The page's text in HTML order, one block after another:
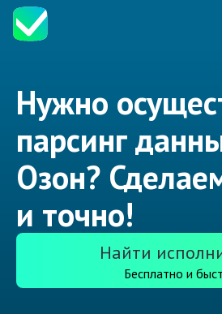
Нужно
парсинг
Озон?
и точно!
Найти
Бесплатно и